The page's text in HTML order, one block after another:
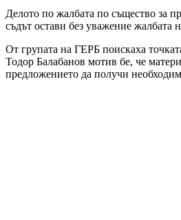
Делото по жалбата по същество за
съдът остави без уважение
От групата на ГЕРБ поискаха
Тодор Балабанов мотив бе, че
предложението да получи